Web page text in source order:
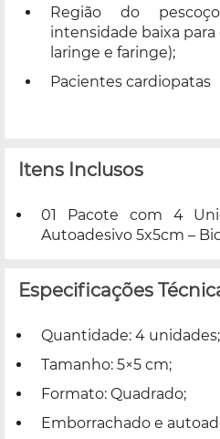
Região do
intensidade baixa
laringe e faringe);
Pacientes cardiopatas
Itens Inclusos
01 Pacote com 4
Autoadesivo 5x5cm –
Especificações
Quantidade: 4 unidades;
Tamanho: 5×5 cm;
Formato: Quadrado;
Emborrachado e